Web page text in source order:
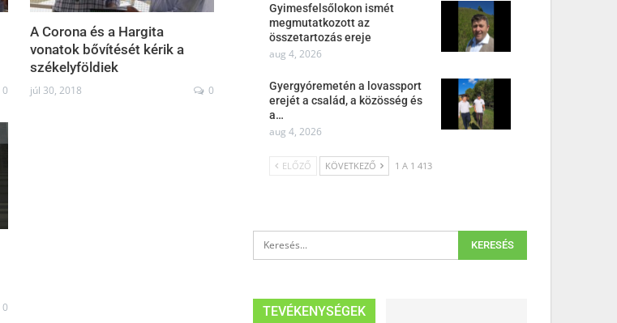
0
A Corona és a Hargita
vonatok bővítését kérik a
székelyföldiek
júl 30, 2018 0
0
Gyimesfelsőlokon ismét
megmutatkozott az
összetartozás ereje
aug 4, 2026
Gyergyóremetén a lovassport
erejét a család, a közösség és
a…
aug 4, 2026
ELŐZŐ KÖVETKEZŐ 1 A 1 413
TEVÉKENYSÉGEK